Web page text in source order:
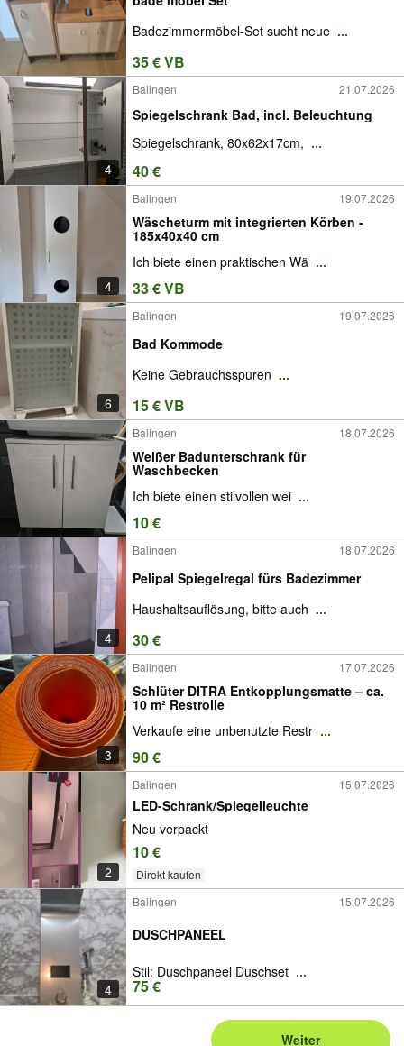
Badezimmermöbel-Set sucht neue ...
35 € VB
4
Balingen 21.07.2026
Spiegelschrank Bad, incl. Beleuchtung
Spiegelschrank, 80x62x17cm, ...
40 €
4
Balingen 19.07.2026
Wäscheturm mit integrierten Körben -
185x40x40 cm
Ich biete einen praktischen Wä ...
33 € VB
6
Balingen 19.07.2026
Bad Kommode
Keine Gebrauchsspuren ...
15 € VB
Balingen 18.07.2026
Weißer Badunterschrank für
Waschbecken
Ich biete einen stilvollen wei ...
10 €
4
Balingen 18.07.2026
Pelipal Spiegelregal fürs Badezimmer
Haushaltsauflösung, bitte auch ...
30 €
3
Balingen 17.07.2026
Schlüter DITRA Entkopplungsmatte – ca.
10 m² Restrolle
Verkaufe eine unbenutzte Restr ...
90 €
2
Balingen 15.07.2026
LED-Schrank/Spiegelleuchte
Neu verpackt
10 €
Direkt kaufen
4
Balingen 15.07.2026
DUSCHPANEEL
Stil: Duschpaneel Duschset ...
75 €
Weiter